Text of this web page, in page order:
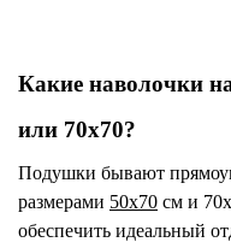
Какие наволочки
или 70x70?
Подушки бывают
размерами 50х70 см и
обеспечить идеальный